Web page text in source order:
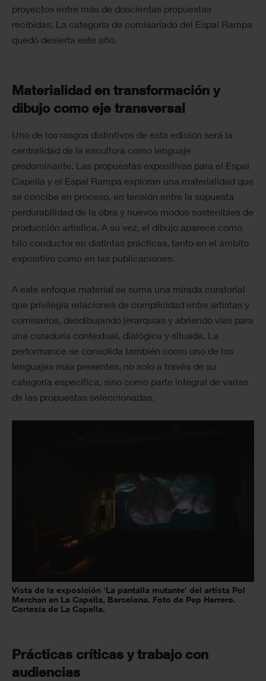
proyectos entre más de doscientas propuestas
recibidas. La categoría de comisariado del Espai Rampa
quedó desierta este año.
Materialidad en transformación y
dibujo como eje transversal
Uno de los rasgos distintivos de esta edición será la
centralidad de la escultura como lenguaje
predominante. Las propuestas expositivas para el Espai
Capella y el Espai Rampa exploran una materialidad que
se concibe en proceso, en tensión entre la supuesta
perdurabilidad de la obra y nuevos modos sostenibles de
producción artística. A su vez, el dibujo aparece como
hilo conductor en distintas prácticas, tanto en el ámbito
expositivo como en las publicaciones.
A este enfoque material se suma una mirada curatorial
que privilegia relaciones de complicidad entre artistas y
comisarios, desdibujando jerarquías y abriendo vías para
una curaduría contextual, dialógica y situada. La
performance se consolida también como uno de los
lenguajes más presentes, no solo a través de su
categoría específica, sino como parte integral de varias
de las propuestas seleccionadas.
Vista de la exposición ‘La pantalla mutante’ del artista Pol
Merchan en La Capella, Barcelona. Foto de Pep Herrero.
Cortesía de La Capella.
Prácticas críticas y trabajo con
audiencias